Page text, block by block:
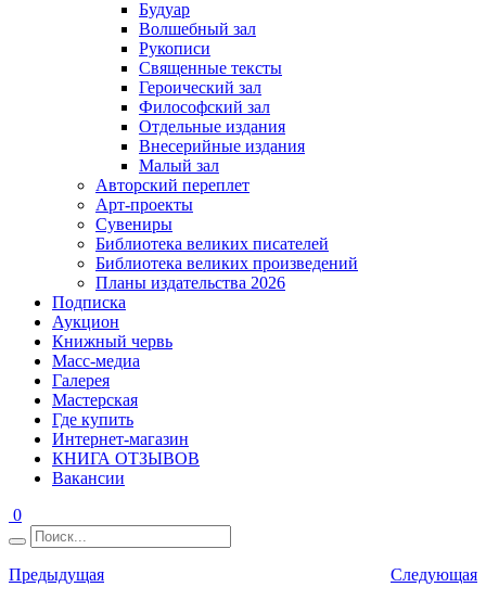
Будуар
Волшебный зал
Рукописи
Священные тексты
Героический зал
Философский зал
Отдельные издания
Внесерийные издания
Малый зал
Авторский переплет
Арт-проекты
Сувениры
Библиотека великих писателей
Библиотека великих произведений
Планы издательства 2026
Подписка
Аукцион
Книжный червь
Масс-медиа
Галерея
Мастерская
Где купить
Интернет-магазин
КНИГА ОТЗЫВОВ
Вакансии
0
Предыдущая
Следующая